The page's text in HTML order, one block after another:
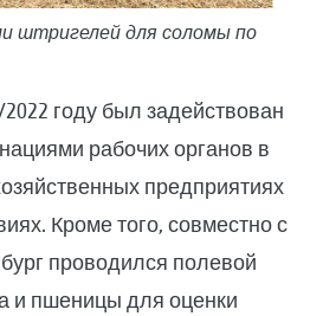
штригелей для соломы по
2022 году был задействован
рабочих органов в
предприятиях
Кроме того, совместно с
проводился полевой
и пшеницы для оценки